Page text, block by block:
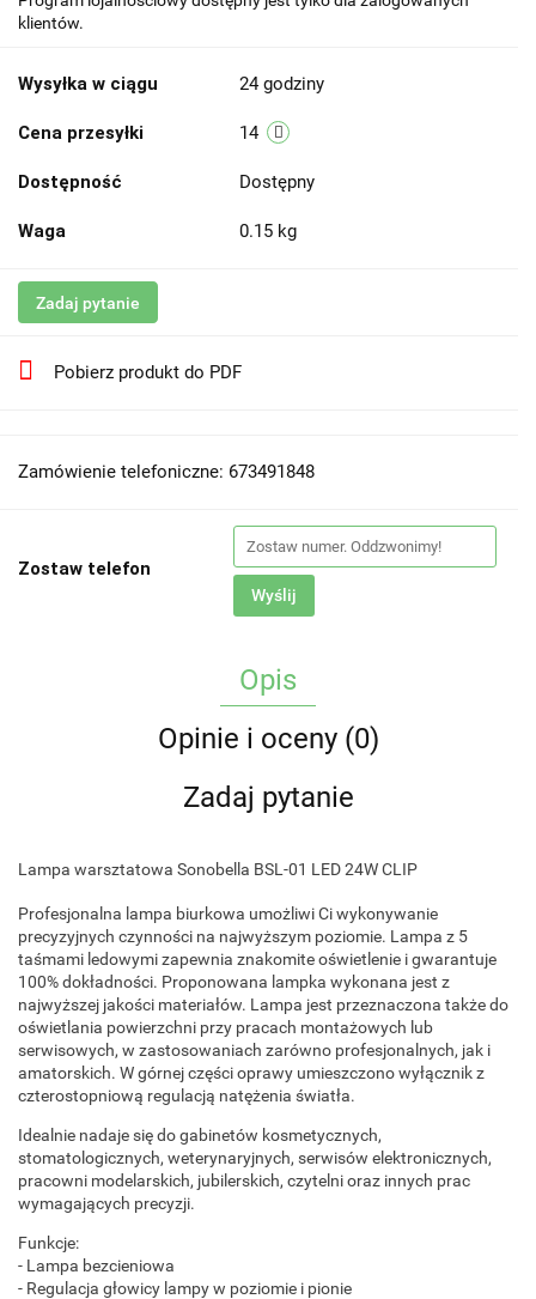
klientów.
Wysyłka w ciągu 24 godziny
Cena przesyłki 14
Dostępność Dostępny
Waga 0.15 kg
Zadaj pytanie
Pobierz produkt do PDF
Zamówienie telefoniczne: 673491848
Zostaw telefon
Wyślij
Opis
Opinie i oceny (0)
Zadaj pytanie
Lampa warsztatowa Sonobella BSL-01 LED 24W CLIP
Profesjonalna lampa biurkowa umożliwi Ci wykonywanie
precyzyjnych czynności na najwyższym poziomie. Lampa z 5
taśmami ledowymi zapewnia znakomite oświetlenie i gwarantuje
100% dokładności. Proponowana lampka wykonana jest z
najwyższej jakości materiałów. Lampa jest przeznaczona także do
oświetlania powierzchni przy pracach montażowych lub
serwisowych, w zastosowaniach zarówno profesjonalnych, jak i
amatorskich. W górnej części oprawy umieszczono wyłącznik z
czterostopniową regulacją natężenia światła.
Idealnie nadaje się do gabinetów kosmetycznych,
stomatologicznych, weterynaryjnych, serwisów elektronicznych,
pracowni modelarskich, jubilerskich, czytelni oraz innych prac
wymagających precyzji.
Funkcje:
- Lampa bezcieniowa
- Regulacja głowicy lampy w poziomie i pionie